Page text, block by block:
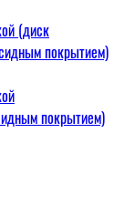
(диск
покрытием)
покрытием)